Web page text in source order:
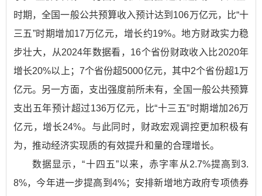
时期，全国一般公共预算收入预计达到106万亿元，比“十
三五”时期增加17万亿元，增长约19%。地方财政实力稳
步壮大，从2024年数据看，16个省份财政收入比2020年
增长20%以上；7个省份超5000亿元，其中2个省份超1万
亿元。另一方面，支出强度前所未有，全国一般公共预算
支出五年预计超过136万亿元，比“十三五”时期增加26万
亿元，增长24%。与此同时，财政宏观调控更加积极有
为，推动经济实现质的有效提升和量的合理增长。
数据显示，“十四五”以来，赤字率从2.7%提高到3.
8%，今年进一步提高到4%；安排新增地方政府专项债券